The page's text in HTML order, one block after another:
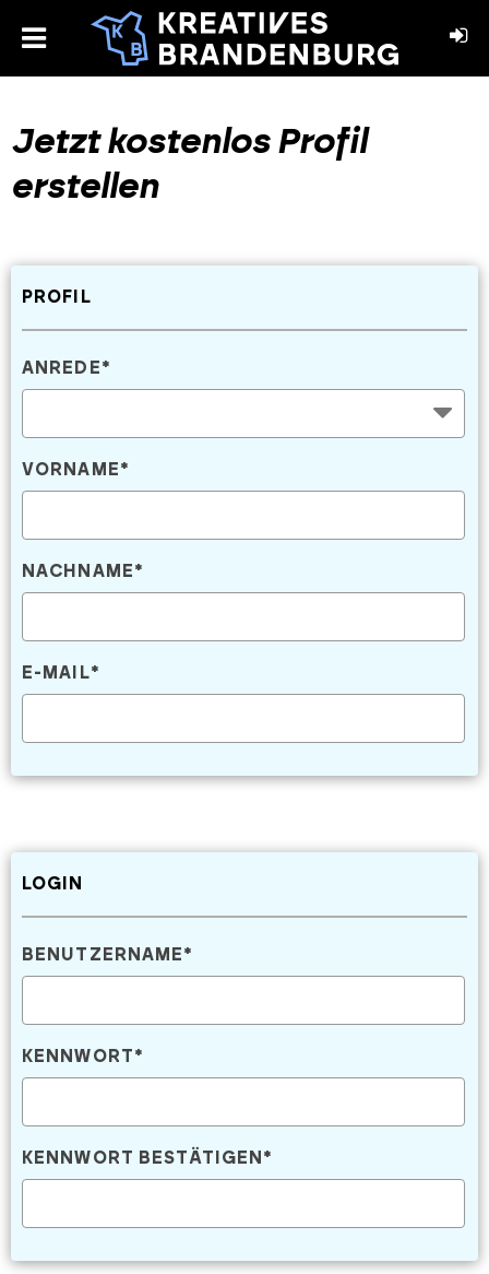
toggle
Jetzt kostenlos Profil
erstellen
PROFIL
ANREDE*
VORNAME*
NACHNAME*
E-MAIL*
LOGIN
BENUTZERNAME*
KENNWORT*
KENNWORT BESTÄTIGEN *